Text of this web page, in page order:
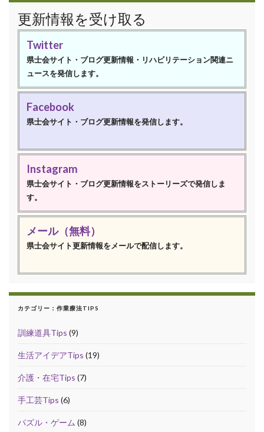
更新情報を受け取る
Twitter
県士会サイト・ブログ更新情報・リハビリテーション関連ニ
ュースを発信します。
Facebook
県士会サイト・ブログ更新情報を発信します。
Instagram
県士会サイト・ブログ更新情報をストーリーズで発信しま
す。
メール（無料）
県士会サイト更新情報をメールで配信します。
カテゴリー：作業療法TIPS
訓練道具Tips (9)
生活アイデアTips (19)
介護・在宅Tips (7)
手工芸Tips (6)
パズル・ゲーム (8)